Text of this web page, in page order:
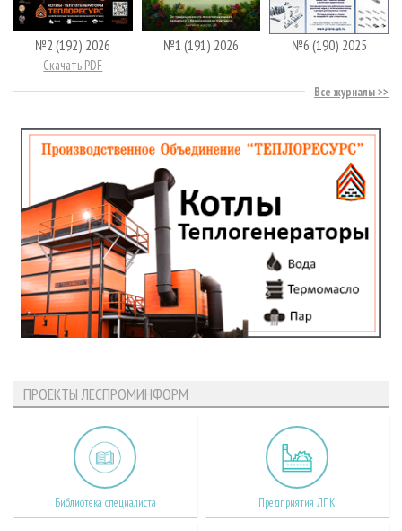
№2 (192) 2026
Скачать PDF
№1 (191) 2026 №6 (190) 2025
Все журналы
ПРОЕКТЫ ЛЕСПРОМИНФОРМ
Библиотека специалиста Предприятия ЛПК